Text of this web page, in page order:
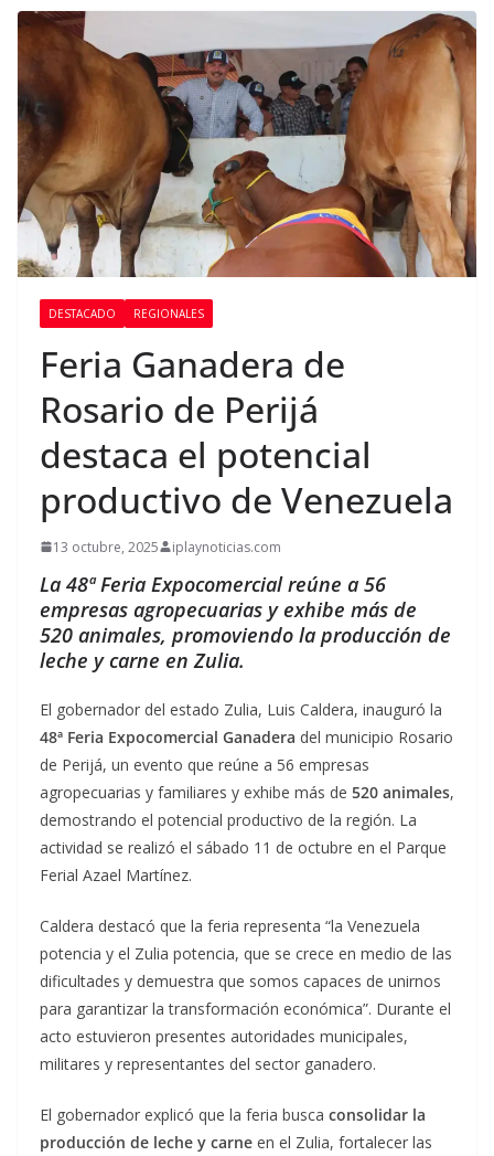
DESTACADO REGIONALES
Feria Ganadera de
Rosario de Perijá
destaca el potencial
productivo de Venezuela
13 octubre, 2025 iplaynoticias.com
La 48ª Feria Expocomercial reúne a 56
empresas agropecuarias y exhibe más de
520 animales, promoviendo la producción de
leche y carne en Zulia.
El gobernador del estado Zulia, Luis Caldera, inauguró la
48ª Feria Expocomercial Ganadera del municipio Rosario
de Perijá, un evento que reúne a 56 empresas
agropecuarias y familiares y exhibe más de 520 animales,
demostrando el potencial productivo de la región. La
actividad se realizó el sábado 11 de octubre en el Parque
Ferial Azael Martínez.
Caldera destacó que la feria representa “la Venezuela
potencia y el Zulia potencia, que se crece en medio de las
dificultades y demuestra que somos capaces de unirnos
para garantizar la transformación económica”. Durante el
acto estuvieron presentes autoridades municipales,
militares y representantes del sector ganadero.
El gobernador explicó que la feria busca consolidar la
producción de leche y carne en el Zulia, fortalecer las